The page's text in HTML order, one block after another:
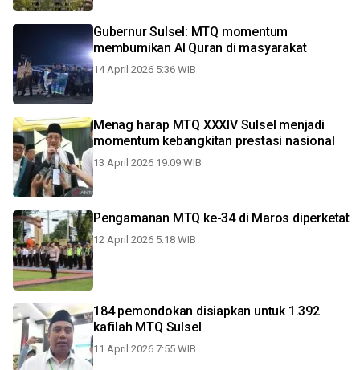
Gubernur Sulsel: MTQ momentum
membumikan Al Quran di masyarakat
14 April 2026 5:36 WIB
Menag harap MTQ XXXIV Sulsel menjadi
momentum kebangkitan prestasi nasional
13 April 2026 19:09 WIB
Pengamanan MTQ ke-34 di Maros diperketat
12 April 2026 5:18 WIB
184 pemondokan disiapkan untuk 1.392
kafilah MTQ Sulsel
11 April 2026 7:55 WIB